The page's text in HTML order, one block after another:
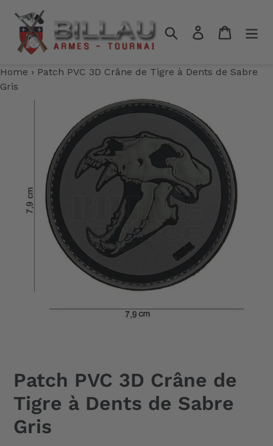
contenu
RechercherSe connecter
Panier
Home › Patch PVC 3D Crâne de Tigre à Dents de Sabre
Gris
Patch PVC 3D Crâne de
Tigre à Dents de Sabre
Gris